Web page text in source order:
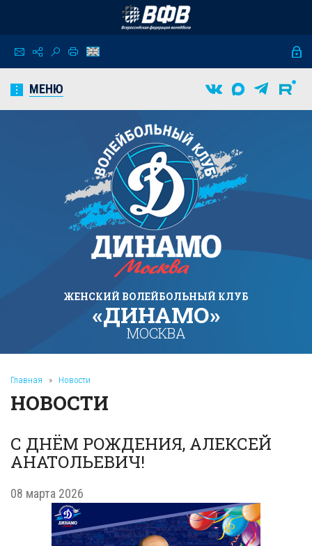
МЕНЮ
ЖЕНСКИЙ ВОЛЕЙБОЛЬНЫЙ КЛУБ
«ДИНАМО»
МОСКВА
Главная » Новости
НОВОСТИ
С ДНЁМ РОЖДЕНИЯ, АЛЕКСЕЙ
АНАТОЛЬЕВИЧ!
08 марта 2026